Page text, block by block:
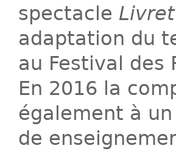
spectacle
adaptation du
au Festival des
En 2016 la
également à
de